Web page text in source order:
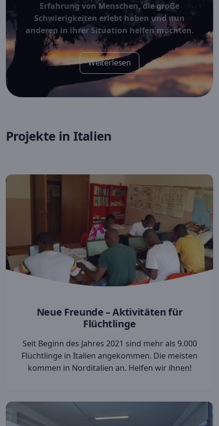
Erfahrung von Menschen, die große
Schwierigkeiten erlebt haben und nun
anderen in ihrer Situation helfen möchten.
Weiterlesen
Projekte in Italien
Neue Freunde – Aktivitäten für
Flüchtlinge
Seit Beginn des Jahres 2021 sind mehr als 9.000
Flüchtlinge in Italien angekommen. Die meisten
kommen in Norditalien an. Helfen wir ihnen!